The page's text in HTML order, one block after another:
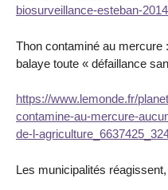
biosurveillance-esteban-
Thon contaminé au mercure
balaye toute « défaillance
https://www.lemonde.fr/
contamine-au-mercure-
de-l-
Les municipalités